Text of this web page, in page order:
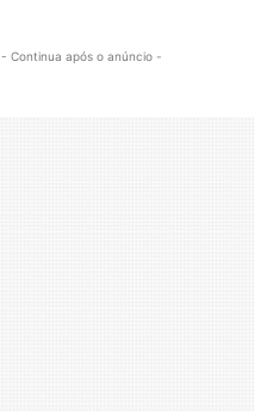
- Continua após o anúncio -